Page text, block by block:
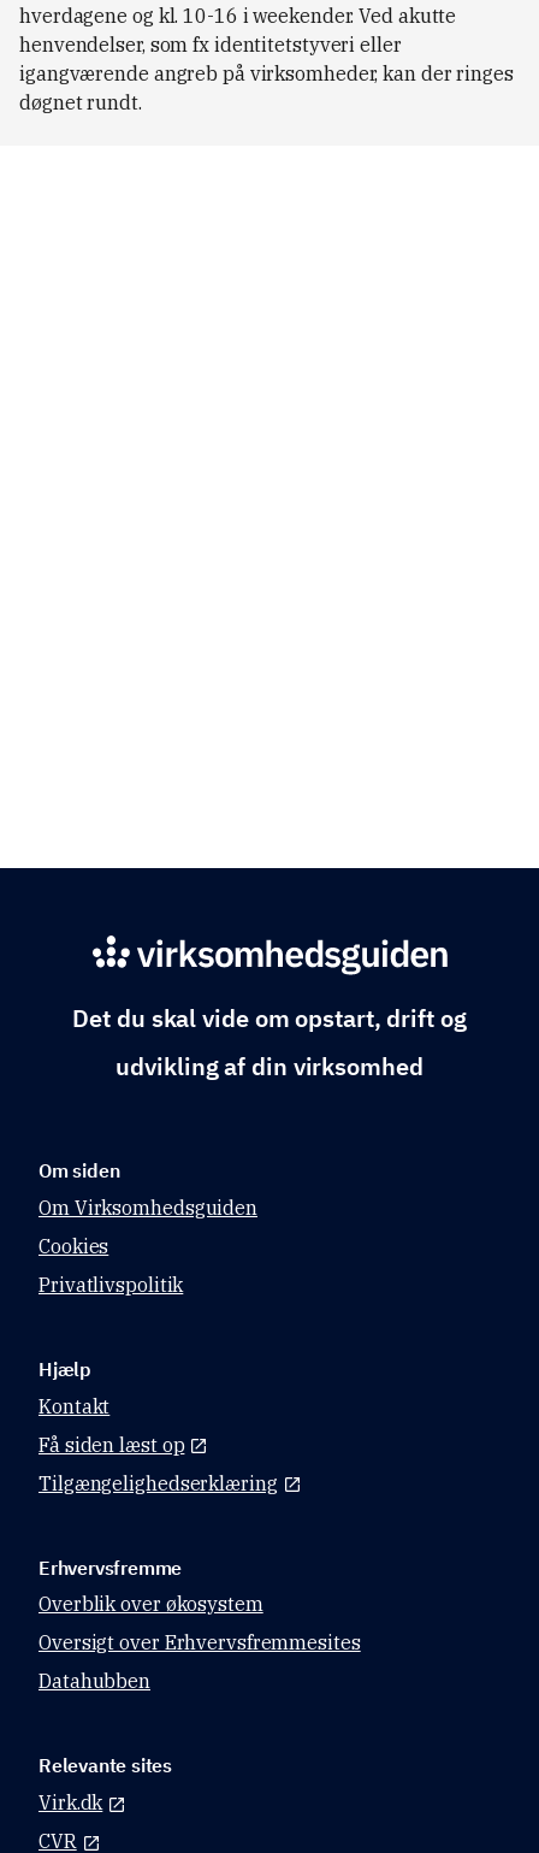
hverdagene og kl. 10-16 i weekender. Ved akutte
henvendelser, som fx identitetstyveri eller
igangværende angreb på virksomheder, kan der ringes
døgnet rundt.
Det du skal vide om opstart, drift og
udvikling af din virksomhed
Om siden
Om Virksomhedsguiden
Cookies
Privatlivspolitik
Hjælp
Kontakt
Få siden læst op
Tilgængelighedserklæring
Erhvervsfremme
Overblik over økosystem
Oversigt over Erhvervsfremmesites
Datahubben
Relevante sites
Virk.dk
CVR